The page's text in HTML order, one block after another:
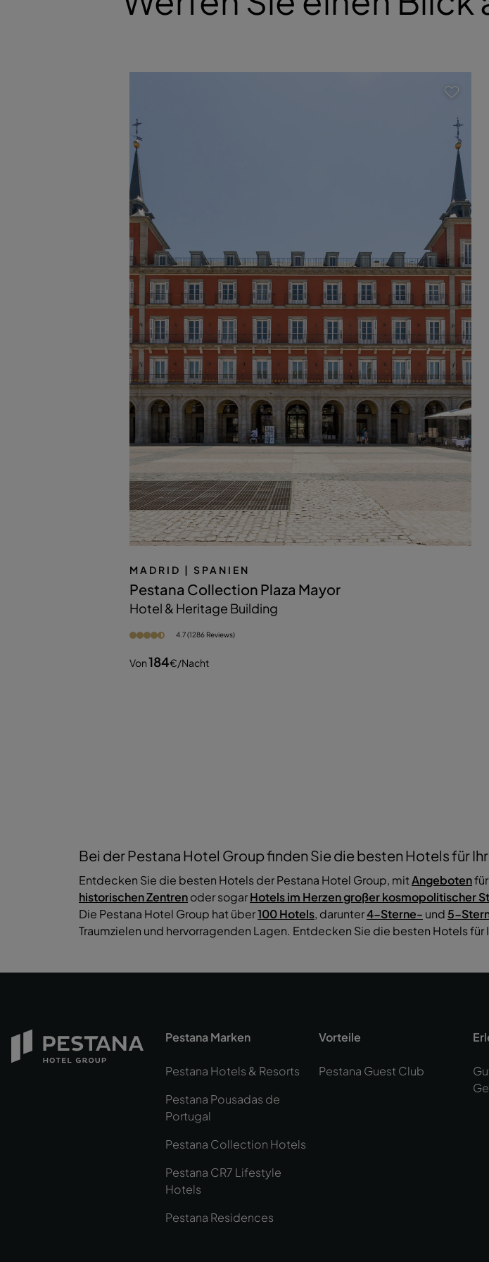
MADRID | SPANIEN
Pestana Collection Plaza Mayor
Hotel & Heritage Building
4.7 (1286 Reviews)
Von184€/nacht
Bei der Pestana Hotel Group finden Sie die besten Hotels für
Entdecken Sie die besten Hotels der Pestana Hotel Group, mitAngeboten
historischen Zentrenoder sogarHotels im Herzen großer kosmopolitischer
Die Pestana Hotel Group hat über100 Hotels, darunter4-Sterne- und 5-
Traumzielen und hervorragenden Lagen. Entdecken Sie die besten Hotels für
Pestana Marken
Pestana Hotels & Resorts
Pestana Pousadas de
Portugal
Pestana Collection Hotels
Pestana CR7 Lifestyle
Hotels
Pestana Residences
Vorteile
Pestana Guest Club